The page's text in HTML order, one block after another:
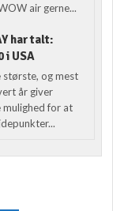
air gerne...
har talt:
i USA
største, og mest
år giver
mulighed for at